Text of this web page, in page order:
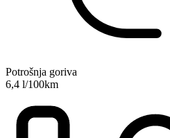
Potrošnja goriva
6,4 l/100km